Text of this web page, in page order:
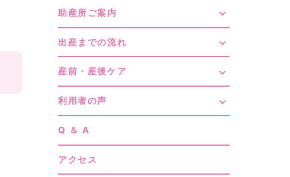
助産所ご案内
出産までの流れ
産前・産後ケア
利用者の声
Q ＆ A
アクセス